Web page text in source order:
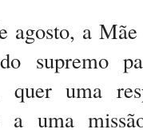
agosto, a
supremo
quer uma
a uma